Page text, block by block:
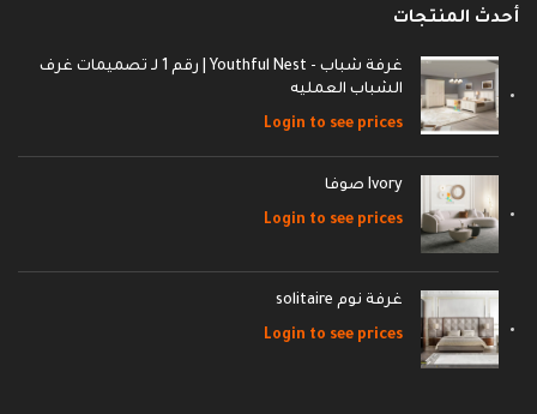
أحدث المنتجات
غرفة شباب - Youthful Nest | رقم 1 لـ تصميمات غرف
الشباب العمليه
Login to see prices
Ivory صوفا
Login to see prices
غرفة نوم solitaire
Login to see prices